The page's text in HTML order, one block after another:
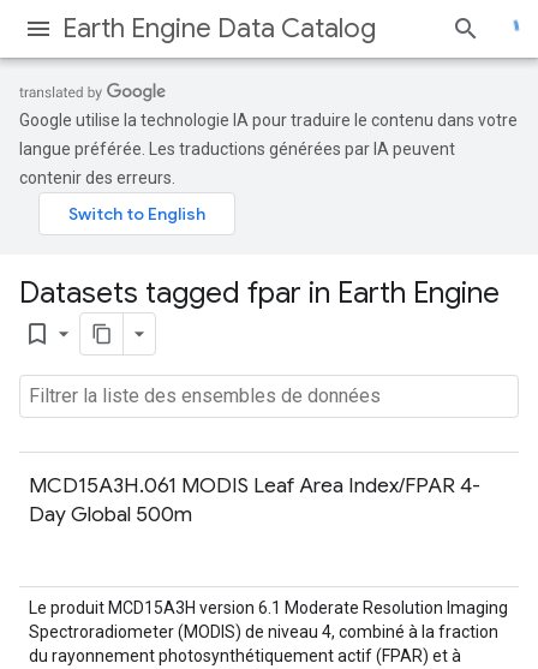
Earth Engine Data Catalog
Google utilise la technologie IA pour traduire le contenu dans votre
langue préférée. Les traductions générées par IA peuvent
contenir des erreurs.
Datasets tagged fpar in Earth Engine
bookmark_border
MCD15A3H.061 MODIS Leaf Area Index/FPAR 4-
Day Global 500m
Le produit MCD15A3H version 6.1 Moderate Resolution Imaging
Spectroradiometer (MODIS) de niveau 4, combiné à la fraction
du rayonnement photosynthétiquement actif (FPAR) et à